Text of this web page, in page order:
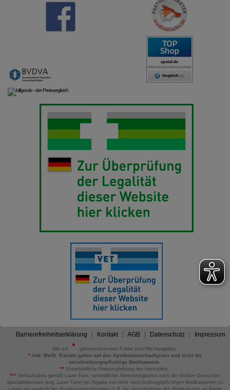
Barrierefreiheitserklärung Kontakt AGB Datenschutz Impressum
Alle mit
gekennzeichneten Felder sind Pflichtangaben.
*inkl. MwSt. Rabatte gelten auf den Apothekenverkaufspreis und nicht für
verschreibungspflichtige Medikamente.
** Unverbindliche Preisempfehlung des Herstellers.
*** Verkaufspreis gemäß Lauer-Taxe; verbindlicher Abrechnungspreis nach der Großen Deutschen
Spezialitätentaxe (sog. Lauer-Taxe) bei Abgabe von nicht verschreibungspflichtigen Medikamenten zu
Lasten der gesetzlichen Krankenversicherungen (z.B. bei Verschreibung des Medikaments an Kinder